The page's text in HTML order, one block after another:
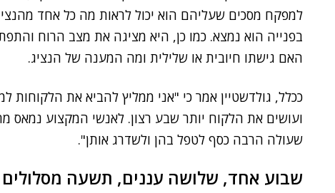
למפקח מסכים שעליהם הוא יכול לראות מה כל אחד
בפנייה הוא נמצא. כמו כן, היא מציגה את מצב הרוח
האם גישתו חיובית או שלילית ומה המענה של הנציג.
ככלל, גולדשטיין אמר כי "אני ממליץ להביא את הלקוחות
שעולה הרבה כסף לטפל בהן ולשדרג אותן".
שבוע אחד, שלושה עננים, תשעה מסלולים